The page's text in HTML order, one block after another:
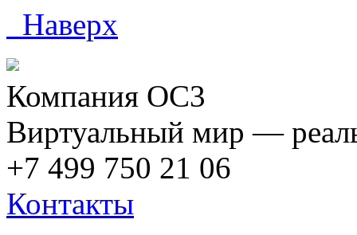
Наверх
Компания ОС3
Виртуальный мир —
+7 499 750 21 06
Контакты